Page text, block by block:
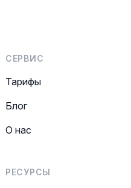
СЕРВИС
Тарифы
Блог
О нас
РЕСУРСЫ